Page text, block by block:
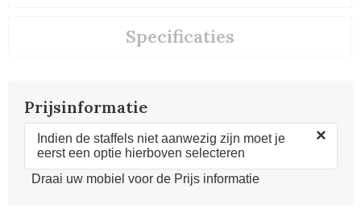
Specificaties
Prijsinformatie
Indien de staffels niet aanwezig zijn moet je
eerst een optie hierboven selecteren
×
Draai uw mobiel voor de Prijs informatie